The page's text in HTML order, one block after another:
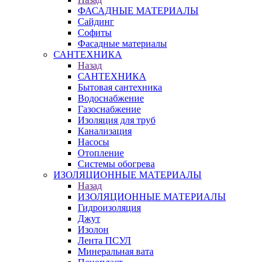
ФАСАДНЫЕ МАТЕРИАЛЫ
Сайдинг
Софиты
Фасадные материалы
САНТЕХНИКА
Назад
САНТЕХНИКА
Бытовая сантехника
Водоснабжение
Газоснабжение
Изоляция для труб
Канализация
Насосы
Отопление
Системы обогрева
ИЗОЛЯЦИОННЫЕ МАТЕРИАЛЫ
Назад
ИЗОЛЯЦИОННЫЕ МАТЕРИАЛЫ
Гидроизоляция
Джут
Изолон
Лента ПСУЛ
Минеральная вата